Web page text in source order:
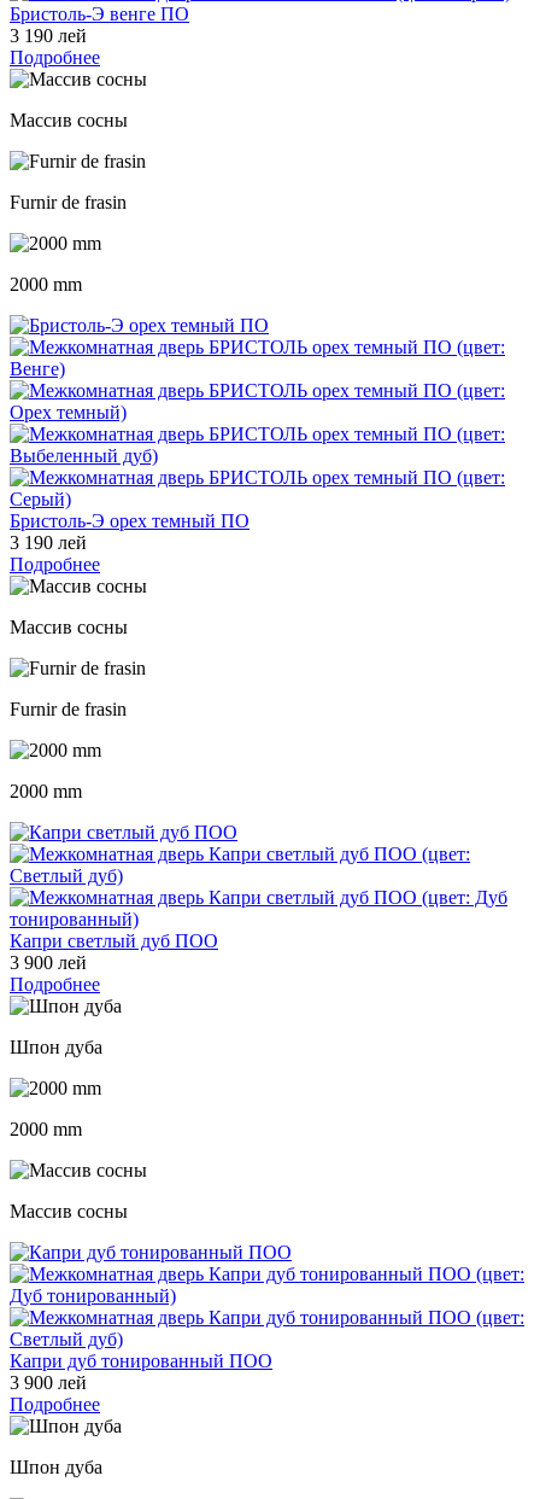
Бристоль-Э венге ПО
3 190 лей
Подробнее
Массив сосны
Furnir de frasin
2000 mm
Бристоль-Э орех темный ПО
3 190 лей
Подробнее
Массив сосны
Furnir de frasin
2000 mm
Капри светлый дуб ПОО
3 900 лей
Подробнее
Шпон дуба
2000 mm
Массив сосны
Капри дуб тонированный ПОО
3 900 лей
Подробнее
Шпон дуба